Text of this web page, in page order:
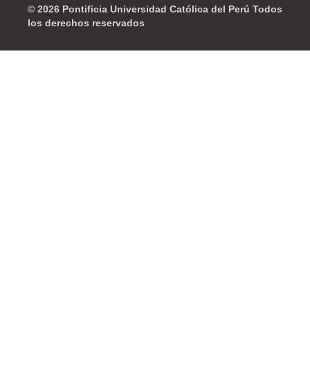
© 2026 Pontificia Universidad Católica del Perú Todos
los derechos reservados